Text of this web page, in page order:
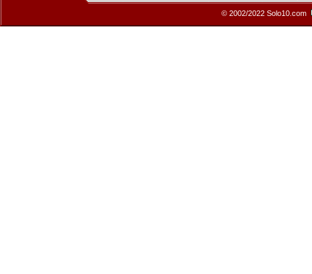
© 2002/2022 Solo10.com